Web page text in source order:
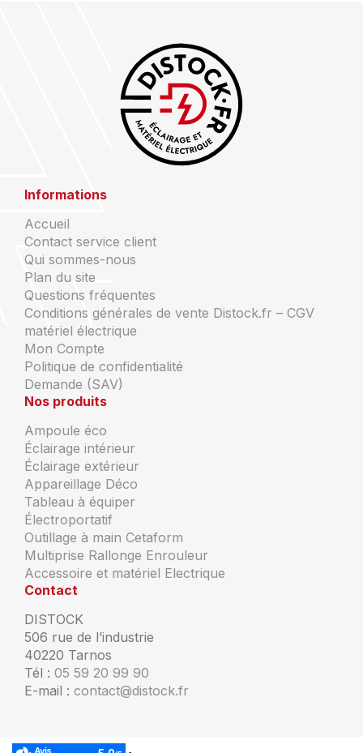
Informations
Accueil
Contact service client
Qui sommes-nous
Plan du site
Questions fréquentes
Conditions générales de vente Distock.fr – CGV
matériel électrique
Mon Compte
Politique de confidentialité
Demande (SAV)
Nos produits
Ampoule éco
Éclairage intérieur
Éclairage extérieur
Appareillage Déco
Tableau à équiper
Électroportatif
Outillage à main Cetaform
Multiprise Rallonge Enrouleur
Accessoire et matériel Electrique
Contact
DISTOCK
506 rue de l’industrie
40220 Tarnos
Tél : 05 59 20 99 90
E-mail : contact@distock.fr